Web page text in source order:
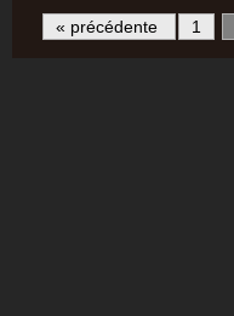
« précédente 1